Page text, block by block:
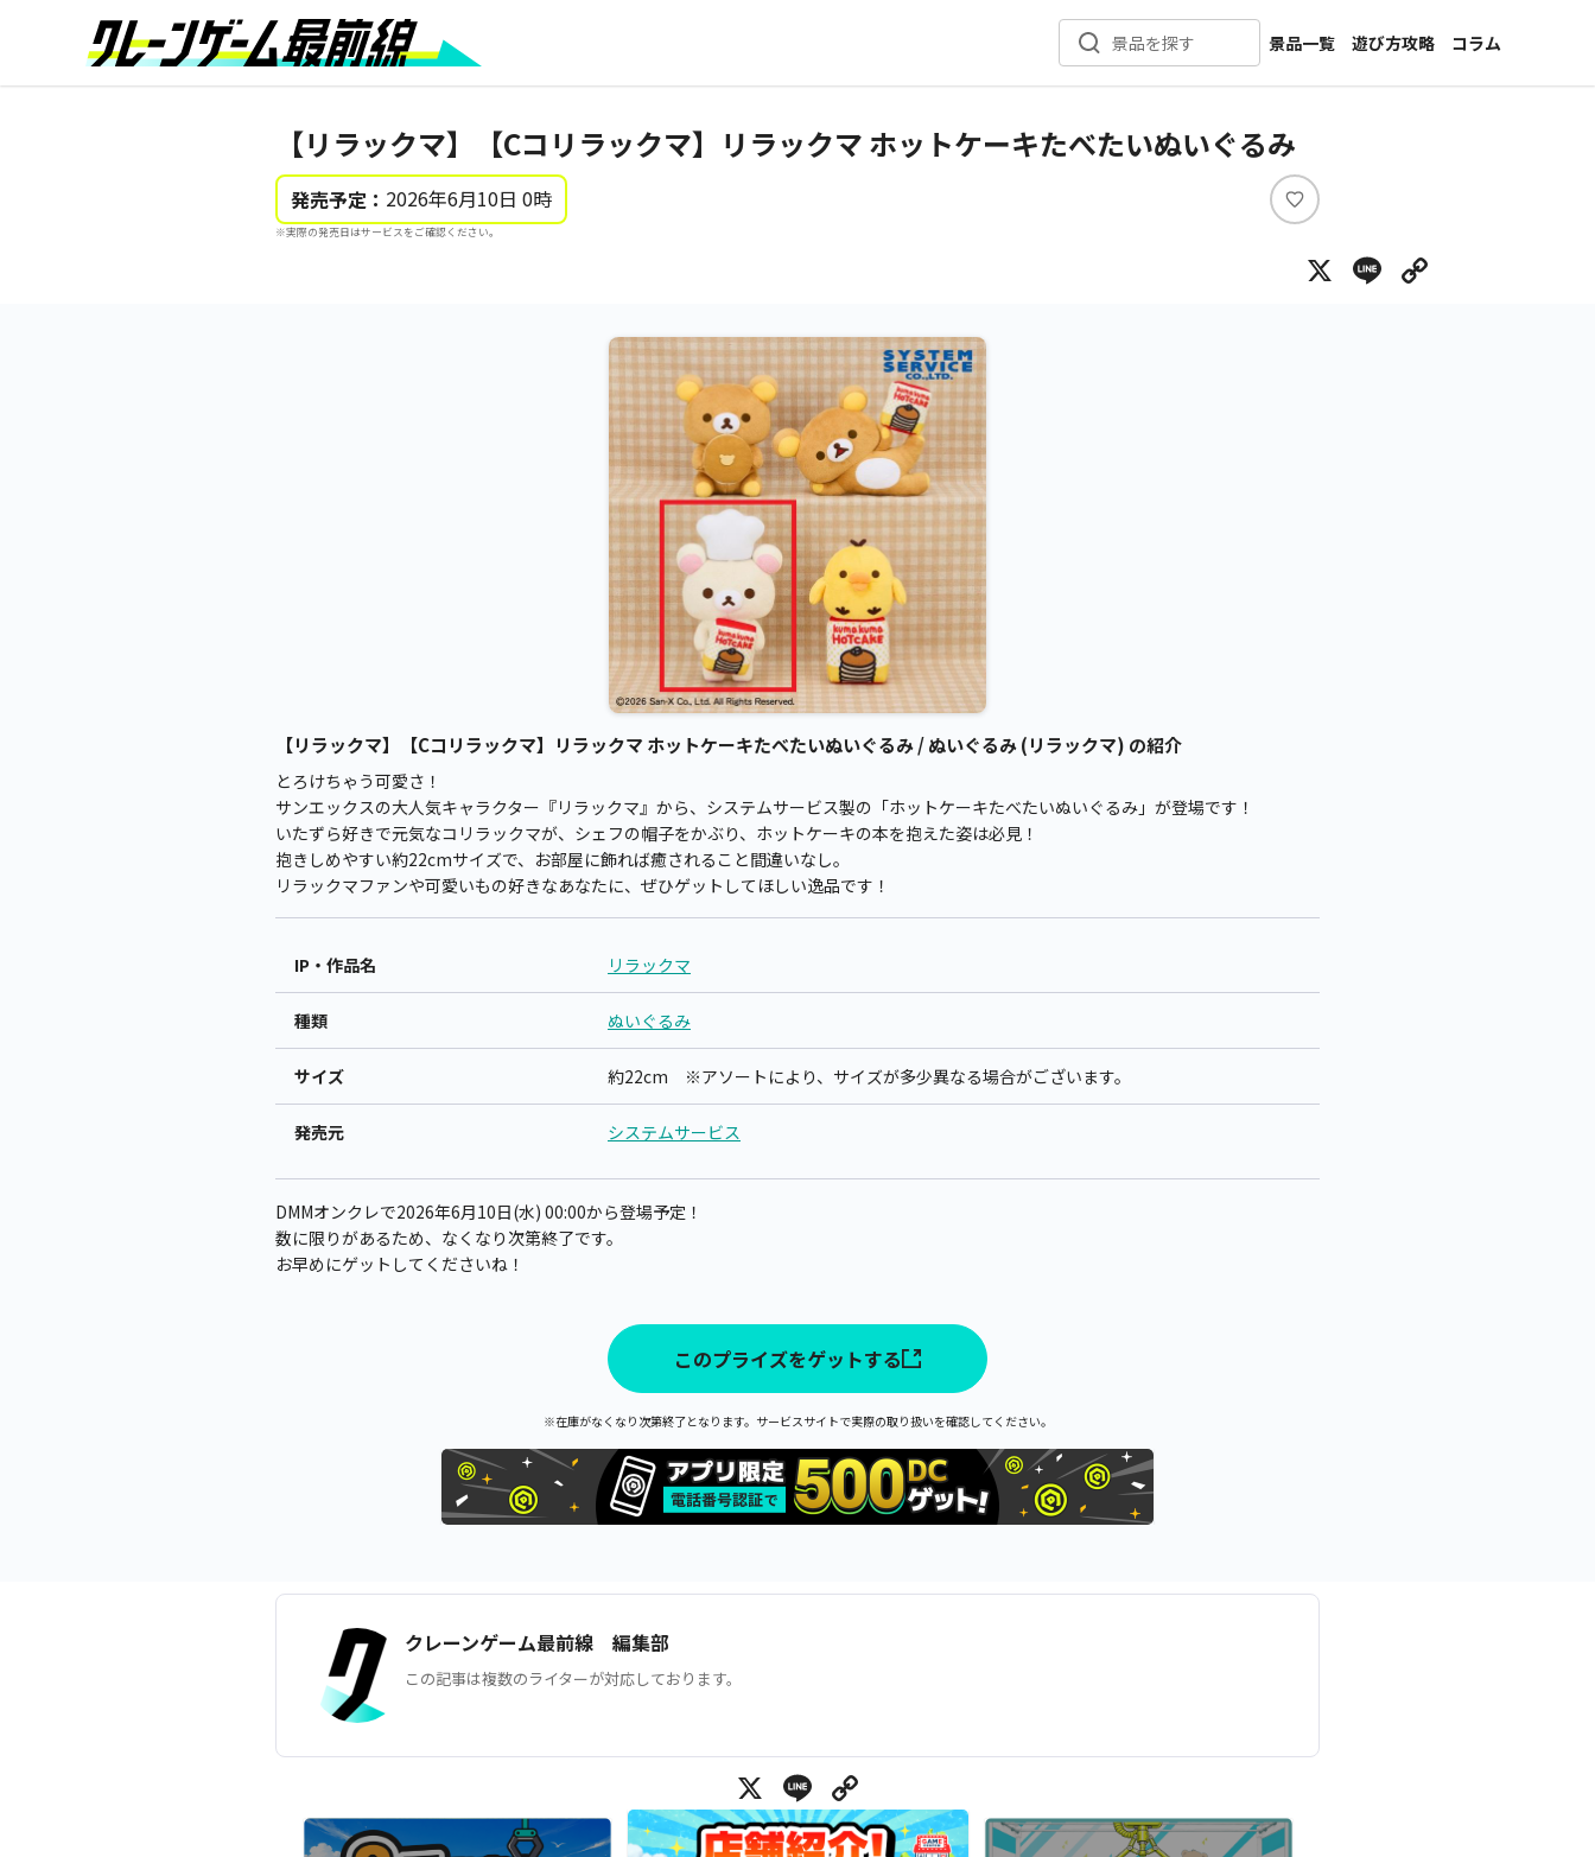
景品を探す
景品一覧
新着景品
カテゴリ一覧
メーカー一覧
遊び方攻略
コラム
インタビュー
【リラックマ】【Cコリラックマ】リラックマ ホットケーキたべたいぬいぐるみ
発売予定： 2026年6月10日 0時
※実際の発売日はサービスをご確認ください。
い
ね
X Line
【リラックマ】【Cコリラックマ】リラックマ ホットケーキたべたいぬいぐるみ / ぬいぐるみ (リラックマ) の紹介
とろけちゃう可愛さ！
サンエックスの大人気キャラクター『リラックマ』から、システムサービス製の「ホットケーキたべたいぬいぐるみ」が登場です！
いたずら好きで元気なコリラックマが、シェフの帽子をかぶり、ホットケーキの本を抱えた姿は必見！
抱きしめやすい約22cmサイズで、お部屋に飾れば癒されること間違いなし。
リラックマファンや可愛いもの好きなあなたに、ぜひゲットしてほしい逸品です！
IP・作品名 リラックマ
種類 ぬいぐるみ
サイズ 約22cm ※アソートにより、サイズが多少異なる場合がございます。
発売元 システムサービス
DMMオンクレで2026年6月10日(水) 00:00から登場予定！
数に限りがあるため、なくなり次第終了です。
お早めにゲットしてくださいね！
このプライズをゲットする
※在庫がなくなり次第終了となります。サービスサイトで実際の取り扱いを確認してください。
クレーンゲーム最前線 編集部
この記事は複数のライターが対応しております。
X Line